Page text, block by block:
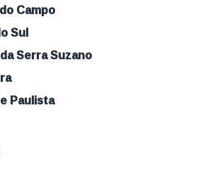
Campo
Sul
Serra Suzano
Paulista